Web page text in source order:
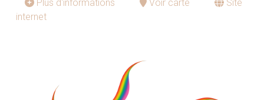
Plus d'informations
Voir carte
Site
internet